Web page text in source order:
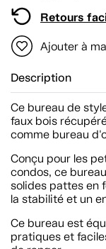
Retours
Ajouter à
Description
Ce bureau de
faux bois
comme bureau
Conçu pour les
condos, ce
solides pattes en
la stabilité et un
Ce bureau est
pratiques et